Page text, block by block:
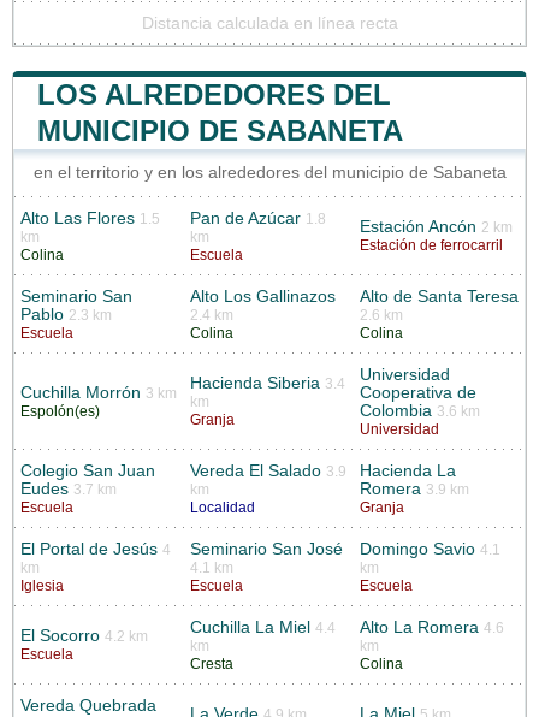
Distancia calculada en línea recta
LOS ALREDEDORES DEL
MUNICIPIO DE SABANETA
en el territorio y en los alrededores del municipio de Sabaneta
Alto Las Flores 1.5
km
Colina
Pan de Azúcar 1.8
km
Escuela
Estación Ancón 2 km
Estación de ferrocarril
Seminario San
Pablo 2.3 km
Escuela
Alto Los Gallinazos
2.4 km
Colina
Alto de Santa Teresa
2.6 km
Colina
Cuchilla Morrón 3 km
Espolón(es)
Hacienda Siberia 3.4
km
Granja
Universidad
Cooperativa de
Colombia 3.6 km
Universidad
Colegio San Juan
Eudes 3.7 km
Escuela
Vereda El Salado 3.9
km
Localidad
Hacienda La
Romera 3.9 km
Granja
El Portal de Jesús 4
km
Iglesia
Seminario San José
4.1 km
Escuela
Domingo Savio 4.1
km
Escuela
El Socorro 4.2 km
Escuela
Cuchilla La Miel 4.4
km
Cresta
Alto La Romera 4.6
km
Colina
Vereda Quebrada